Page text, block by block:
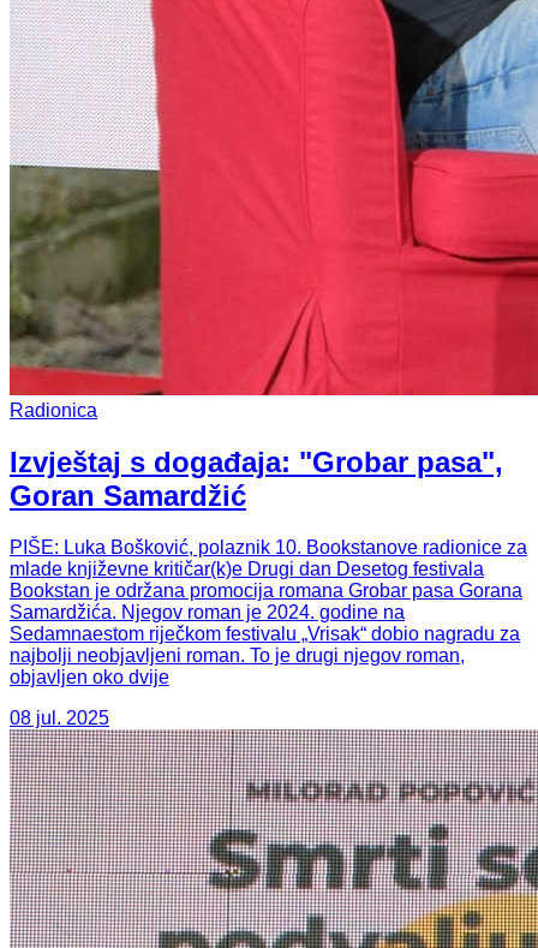
Radionica
Izvještaj s događaja: "Grobar pasa",
Goran Samardžić
PIŠE: Luka Bošković, polaznik 10. Bookstanove radionice za
mlade književne kritičar(k)e Drugi dan Desetog festivala
Bookstan je održana promocija romana Grobar pasa Gorana
Samardžića. Njegov roman je 2024. godine na
Sedamnaestom riječkom festivalu „Vrisak“ dobio nagradu za
najbolji neobjavljeni roman. To je drugi njegov roman,
objavljen oko dvije
08 jul. 2025